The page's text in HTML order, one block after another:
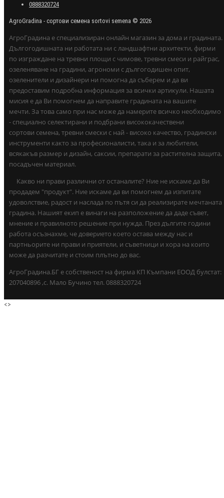
0888320724
AgroGradina - сортови семена sortovi semena © 2026
АгроГрадина е специализиран онлайн магазин за дома и градината.
Дългогодишната ни работата ни с ландшафтни архитекти, фирми
по изграждане на тревни площи с чимове, тревни смеси и райграс,
озеленяване на градини, агрономи с дългогодишен опит,
озеленители и дизайнери ни помогна да съберем и да ви
предоставим подробна информация за всички артикули. Нашата
мисия е да Ви помогнем да направите градината на вашите
мечти. За това само при нас може да намерите всичко необходимо
- специално селектирани и подбрани висококачествени
сортови семена, тревни смески с най - високо качество, градински
инструменти както за професионалисти, така и за любители,
всякакъв размер и дизайн, саксии, препарати за растителна защита,
посадъчен материал.
Какво ни прави различни от останалите? Ние не искаме да Ви
продадем "продукт". Ние искаме да ви помогнем да изпитате
удоволствие, радост и наслада по пътя си да реализирате мечтаната
градина. Нашият екип е винаги на разположение да даде съвет,
мнение и правилното решение при нужда. През дългите години
работа осъзнахме, че доверието което остава между нас и
партньорите ни прави и приятели, и съветници и хора на които
може да разчитате и стоим плътно до вас.
АгроГрадина.БГ е собственост на фирма КП Къмпани ЕООД булстат:
207040896 ,с. Мало Бучино тел. 0888320724
<>